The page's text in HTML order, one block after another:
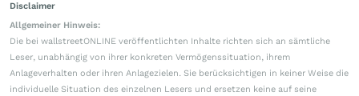
Disclaimer
Allgemeiner Hinweis:
Die bei wallstreetONLINE veröffentlichten Inhalte richten sich an sämtliche
Leser, unabhängig von ihrer konkreten Vermögenssituation, ihrem
Anlageverhalten oder ihren Anlagezielen. Sie berücksichtigen in keiner Weise die
individuelle Situation des einzelnen Lesers und ersetzen keine auf seine